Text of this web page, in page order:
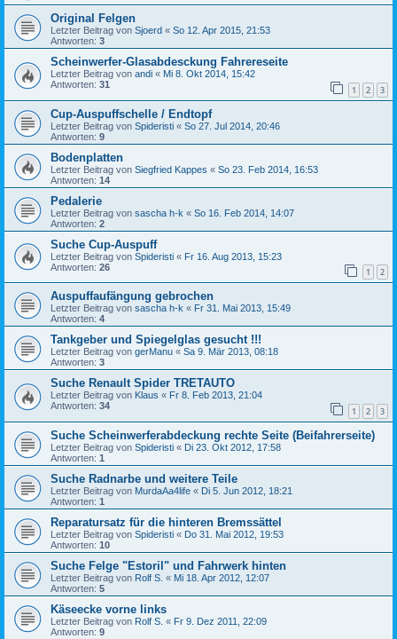
Original Felgen
Letzter Beitrag von Sjoerd « So 12. Apr 2015, 21:53
Antworten: 3
Scheinwerfer-Glasabdesckung Fahrereseite
Letzter Beitrag von andi « Mi 8. Okt 2014, 15:42
Antworten: 31 1 2 3
Cup-Auspuffschelle / Endtopf
Letzter Beitrag von Spideristi « So 27. Jul 2014, 20:46
Antworten: 9
Bodenplatten
Letzter Beitrag von Siegfried Kappes « So 23. Feb 2014, 16:53
Antworten: 14
Pedalerie
Letzter Beitrag von sascha h-k « So 16. Feb 2014, 14:07
Antworten: 2
Suche Cup-Auspuff
Letzter Beitrag von Spideristi « Fr 16. Aug 2013, 15:23
Antworten: 26 1 2
Auspuffaufängung gebrochen
Letzter Beitrag von sascha h-k « Fr 31. Mai 2013, 15:49
Antworten: 4
Tankgeber und Spiegelglas gesucht !!!
Letzter Beitrag von gerManu « Sa 9. Mär 2013, 08:18
Antworten: 3
Suche Renault Spider TRETAUTO
Letzter Beitrag von Klaus « Fr 8. Feb 2013, 21:04
Antworten: 34 1 2 3
Suche Scheinwerferabdeckung rechte Seite (Beifahrerseite)
Letzter Beitrag von Spideristi « Di 23. Okt 2012, 17:58
Antworten: 1
Suche Radnarbe und weitere Teile
Letzter Beitrag von MurdaAa4life « Di 5. Jun 2012, 18:21
Antworten: 1
Reparatursatz für die hinteren Bremssättel
Letzter Beitrag von Spideristi « Do 31. Mai 2012, 19:53
Antworten: 10
Suche Felge "Estoril" und Fahrwerk hinten
Letzter Beitrag von Rolf S. « Mi 18. Apr 2012, 12:07
Antworten: 5
Käseecke vorne links
Letzter Beitrag von Rolf S. « Fr 9. Dez 2011, 22:09
Antworten: 9